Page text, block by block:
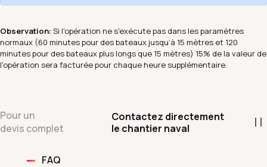
Observation: Si l'opération ne s'exécute pas dans les paramètres
normaux (60 minutes pour des bateaux jusqu’à 15 mètres et 120
minutes pour des bateaux plus longs que 15 mètres) 15% de la valeur de
l'opération sera facturée pour chaque heure supplémentaire.
Pour un
devis complet
Contactez directement
le chantier naval
FAQ